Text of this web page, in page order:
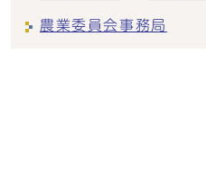
農業委員会事務局